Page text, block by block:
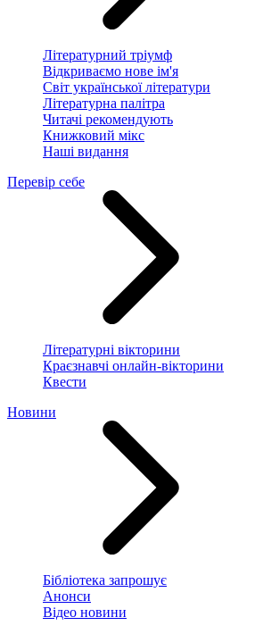
Літературний тріумф
Відкриваємо нове ім'я
Світ української літератури
Літературна палітра
Читачі рекомендують
Книжковий мікс
Наші видання
Перевір себе
Літературні вікторини
Краєзнавчі онлайн-вікторини
Квести
Новини
Бібліотека запрошує
Анонси
Відео новини